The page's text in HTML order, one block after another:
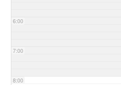
6:00
7:00
8:00